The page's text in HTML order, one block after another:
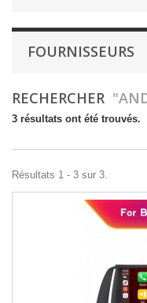
FOURNISSEURS
RECHERCHER
3 résultats ont été trouvés.
Résultats 1 - 3 sur 3.